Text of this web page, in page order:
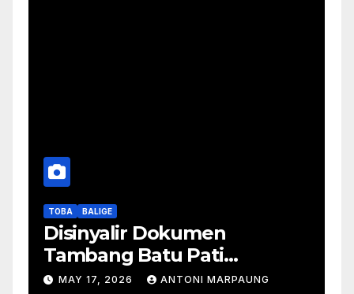
TOBA BALIGE
Disinyalir Dokumen
Tambang Batu Pati
Simanjuntak Palsu – Jerry
MAY 17, 2026 ANTONI MARPAUNG